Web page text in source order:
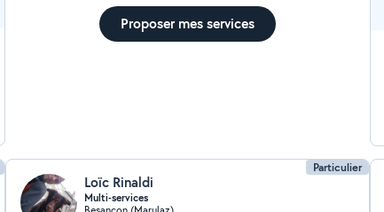
Proposer mes services
Particulier
Loïc Rinaldi
Multi-services